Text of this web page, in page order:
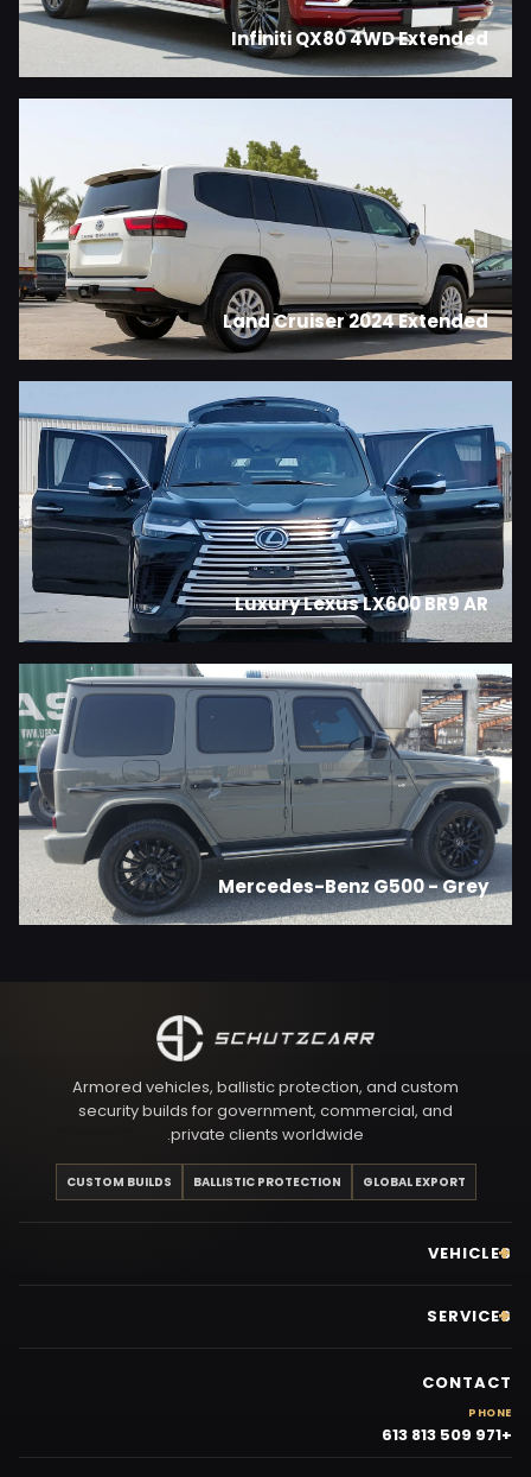
Infiniti QX80 4WD Extended
Land Cruiser 2024 Extended
Luxury Lexus LX600 BR9 AR
Mercedes-Benz G500 - Grey
Armored vehicles, ballistic protection, and custom
security builds for government, commercial, and
private clients worldwide.
GLOBAL EXPORT
BALLISTIC PROTECTION
CUSTOM BUILDS
VEHICLES
SERVICES
CONTACT
PHONE
+971 509 813 613